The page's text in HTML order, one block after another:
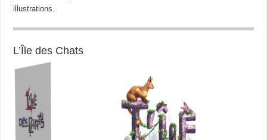
illustrations.
L’Île des Chats